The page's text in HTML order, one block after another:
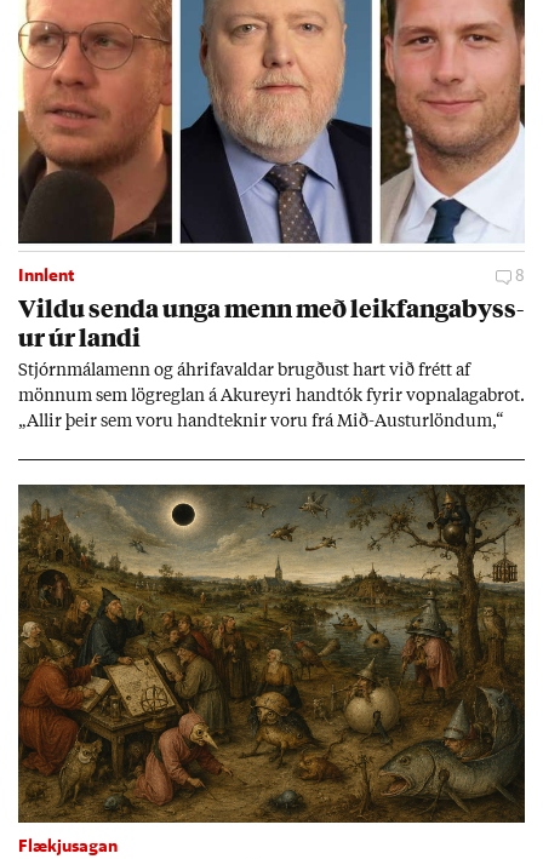
Innlent 8
Vildu senda unga menn með leik­fanga­byss­
ur úr landi
Stjórn­mála­menn og áhrifa­vald­ar brugð­ust hart við frétt af
mönn­um sem lög­regl­an á Ak­ur­eyri hand­tók fyr­ir vopna­laga­brot.
„All­ir þeir sem voru hand­tekn­ir voru frá Mið-Aust­ur­lönd­um,“
óleið­rétt­ar.
Flækjusagan